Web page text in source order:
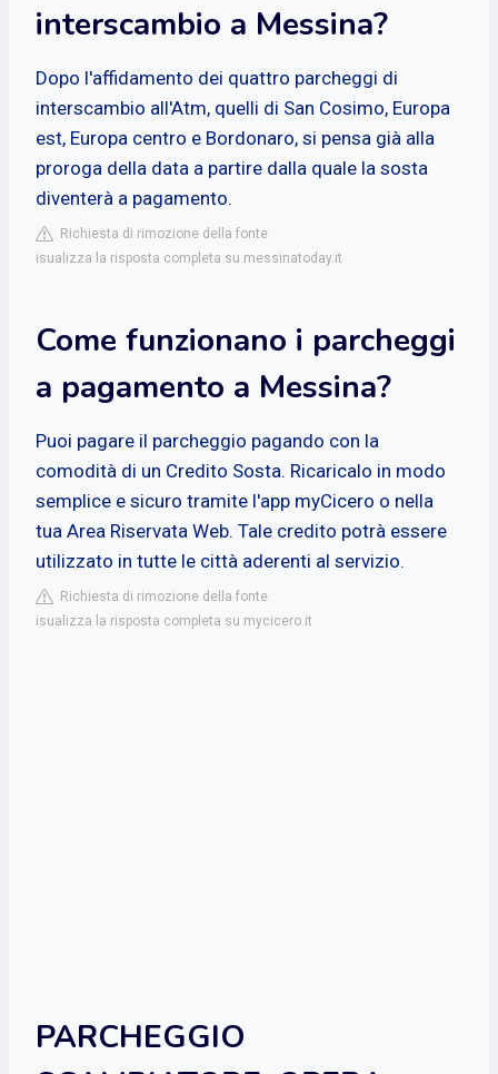
interscambio a Messina?
Dopo l'affidamento dei quattro parcheggi di
interscambio all'Atm, quelli di San Cosimo, Europa
est, Europa centro e Bordonaro, si pensa già alla
proroga della data a partire dalla quale la sosta
diventerà a pagamento.
Richiesta di rimozione della fonte
isualizza la risposta completa su messinatoday.it
Come funzionano i parcheggi
a pagamento a Messina?
Puoi pagare il parcheggio pagando con la
comodità di un Credito Sosta. Ricaricalo in modo
semplice e sicuro tramite l'app myCicero o nella
tua Area Riservata Web. Tale credito potrà essere
utilizzato in tutte le città aderenti al servizio.
Richiesta di rimozione della fonte
isualizza la risposta completa su mycicero.it
PARCHEGGIO